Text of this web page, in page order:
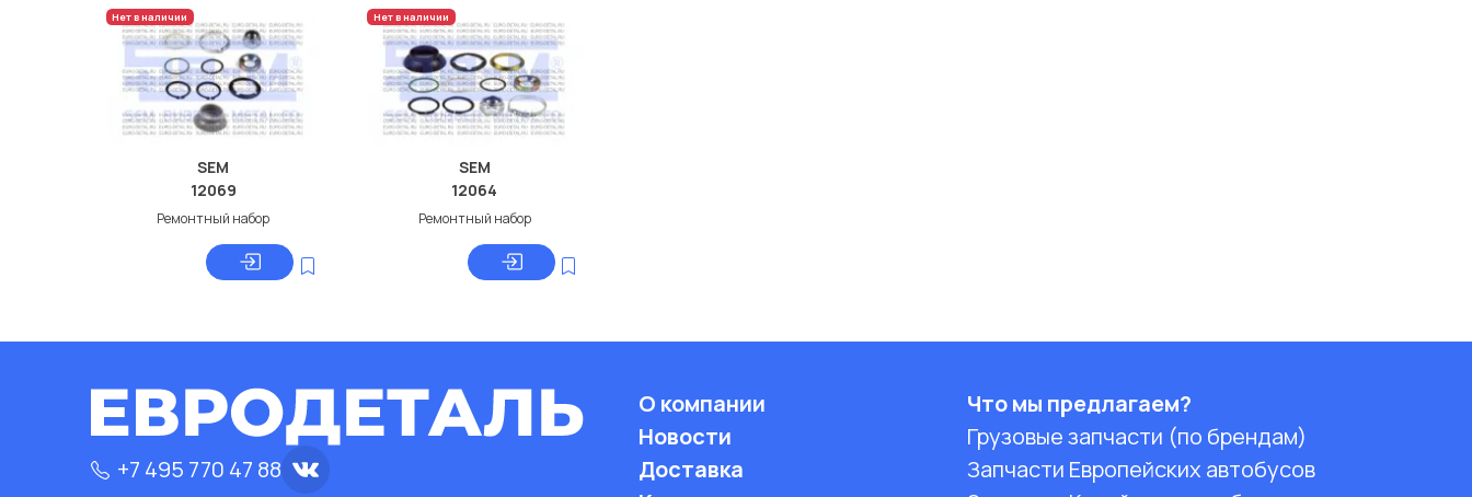
Нет в наличии
SEM
12069
Ремонтный набор
Нет в наличии
SEM
12064
Ремонтный набор
+7 495 770 47 88
О компании
Новости
Доставка
Что мы предлагаем?
Грузовые запчасти (по брендам)
Запчасти Европейских автобусов